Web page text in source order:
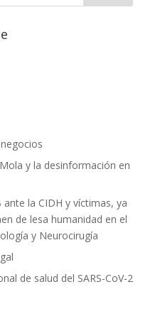
y la desinformación en
la CIDH y víctimas, ya
de lesa humanidad en el
y Neurocirugía
de salud del SARS-CoV-2